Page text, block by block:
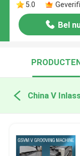
5.0
Bel
China V